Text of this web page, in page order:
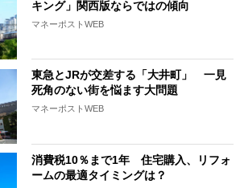
キング」関西版ならではの傾向
マネーポストWEB
東急とJRが交差する「大井町」 一見
死角のない街を悩ます大問題
マネーポストWEB
消費税10％まで1年 住宅購入、リフォ
ームの最適タイミングは？